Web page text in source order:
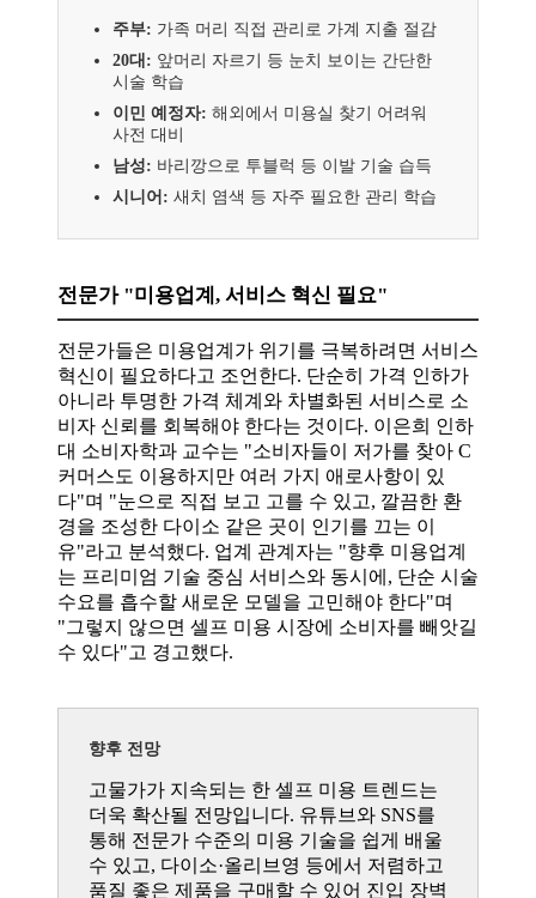
주부: 가족 머리 직접 관리로 가계 지출 절감
20대: 앞머리 자르기 등 눈치 보이는 간단한
시술 학습
이민 예정자: 해외에서 미용실 찾기 어려워
사전 대비
남성: 바리깡으로 투블럭 등 이발 기술 습득
시니어: 새치 염색 등 자주 필요한 관리 학습
전문가 "미용업계, 서비스 혁신 필요"
전문가들은 미용업계가 위기를 극복하려면 서비스
혁신이 필요하다고 조언한다. 단순히 가격 인하가
아니라 투명한 가격 체계와 차별화된 서비스로 소
비자 신뢰를 회복해야 한다는 것이다. 이은희 인하
대 소비자학과 교수는 "소비자들이 저가를 찾아 C
커머스도 이용하지만 여러 가지 애로사항이 있
다"며 "눈으로 직접 보고 고를 수 있고, 깔끔한 환
경을 조성한 다이소 같은 곳이 인기를 끄는 이
유"라고 분석했다. 업계 관계자는 "향후 미용업계
는 프리미엄 기술 중심 서비스와 동시에, 단순 시술
수요를 흡수할 새로운 모델을 고민해야 한다"며
"그렇지 않으면 셀프 미용 시장에 소비자를 빼앗길
수 있다"고 경고했다.
향후 전망
고물가가 지속되는 한 셀프 미용 트렌드는
더욱 확산될 전망입니다. 유튜브와 SNS를
통해 전문가 수준의 미용 기술을 쉽게 배울
수 있고, 다이소·올리브영 등에서 저렴하고
품질 좋은 제품을 구매할 수 있어 진입 장벽